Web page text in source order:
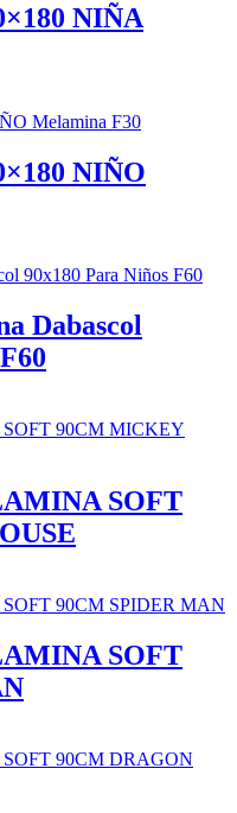
NIÑA
NIÑO
Dabascol
SOFT
SOFT